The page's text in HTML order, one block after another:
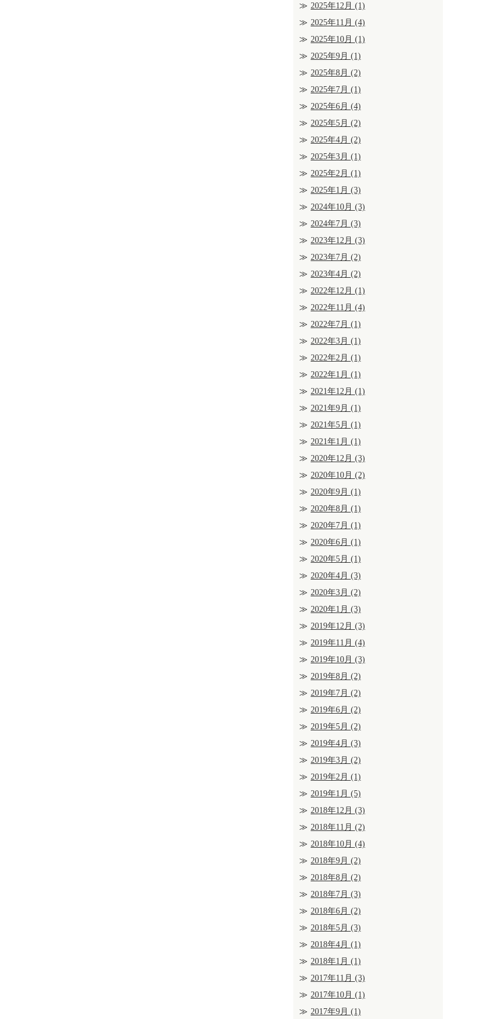
2025年12月 (1)
2025年11月 (4)
2025年10月 (1)
2025年9月 (1)
2025年8月 (2)
2025年7月 (1)
2025年6月 (4)
2025年5月 (2)
2025年4月 (2)
2025年3月 (1)
2025年2月 (1)
2025年1月 (3)
2024年10月 (3)
2024年7月 (3)
2023年12月 (3)
2023年7月 (2)
2023年4月 (2)
2022年12月 (1)
2022年11月 (4)
2022年7月 (1)
2022年3月 (1)
2022年2月 (1)
2022年1月 (1)
2021年12月 (1)
2021年9月 (1)
2021年5月 (1)
2021年1月 (1)
2020年12月 (3)
2020年10月 (2)
2020年9月 (1)
2020年8月 (1)
2020年7月 (1)
2020年6月 (1)
2020年5月 (1)
2020年4月 (3)
2020年3月 (2)
2020年1月 (3)
2019年12月 (3)
2019年11月 (4)
2019年10月 (3)
2019年8月 (2)
2019年7月 (2)
2019年6月 (2)
2019年5月 (2)
2019年4月 (3)
2019年3月 (2)
2019年2月 (1)
2019年1月 (5)
2018年12月 (3)
2018年11月 (2)
2018年10月 (4)
2018年9月 (2)
2018年8月 (2)
2018年7月 (3)
2018年6月 (2)
2018年5月 (3)
2018年4月 (1)
2018年1月 (1)
2017年11月 (3)
2017年10月 (1)
2017年9月 (1)